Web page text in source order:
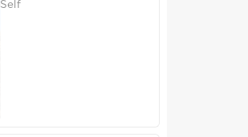
Self